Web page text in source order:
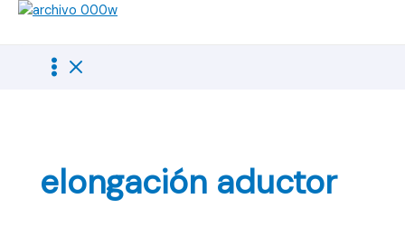
elongación aductor